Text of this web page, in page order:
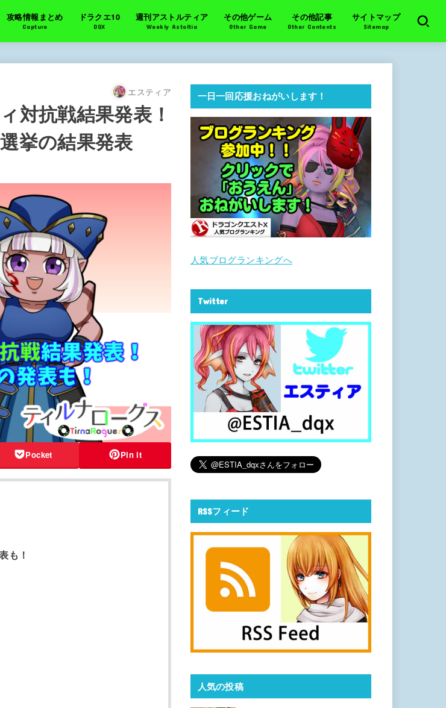
攻略情報まとめ
Capture
ドラクエ10
DQX
週刊アストルティア
Weekly Astoltia
その他ゲーム
Other Game
その他記事
Other Contents
サイトマップ
Sitemap
エスティア
対抗戦結果発表！
挙の結果発表
Pocket Pin it
も！
一日一回応援おねがいします！
人気ブログランキングへ
Twitter
RSSフィード
人気の投稿